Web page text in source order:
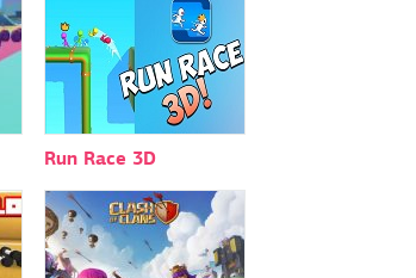
Run Race 3D